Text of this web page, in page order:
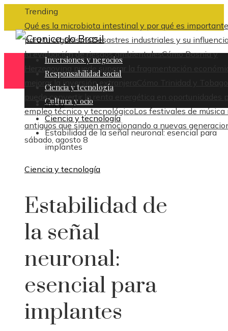
Trending
Qué es la microbiota intestinal y por qué es importante
para tu organismoDesastres industriales y su
la evaluación de riesgos ambientalesCómo Bosnia y
Herzegovina puede superar la fragmentación
mejorar la inversión extranjera
Cómo Trinidad y Tobago
puede convertir la renta energética en oportunidades
empleo técnico y tecnológicoLos festivales de música
antiguos que siguen emocionando a nuevas
sábado, agosto 8
Inversiones y negocios
Responsabilidad social
Ciencia y tecnología
Cultura y ocio
Inicio
Ciencia y tecnología
Estabilidad de la señal neuronal: esencial para
implantes
Ciencia y tecnología
Estabilidad de
la señal
neuronal:
esencial para
implantes